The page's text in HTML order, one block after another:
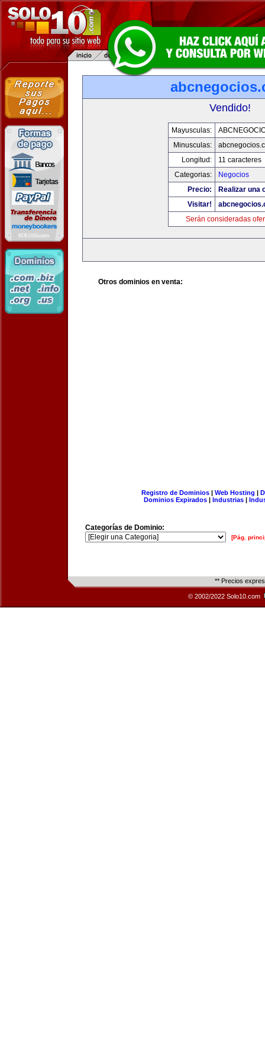
Vendido!
Mayusculas:
Minusculas:
Longitud:
11 caracteres
Categorias:
Negocios
Precio:
Realizar una
Visitar!
Serán consideradas
Otros dominios en venta:
Registro de Dominios| Web Hosting |
Dominios Expirados | Industrias |
Categorías de Dominio:
[Pág.
** Precios
© 2002/2022 Solo10.com